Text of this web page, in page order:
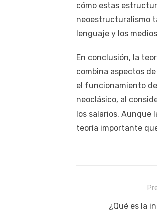
cómo estas
neoestructuralismo
lenguaje y los
En conclusión, la
combina aspectos
el funcionamiento
neoclásico, al
los salarios. Aunque
teoría importante
Navegación
Previous
¿Qué es la